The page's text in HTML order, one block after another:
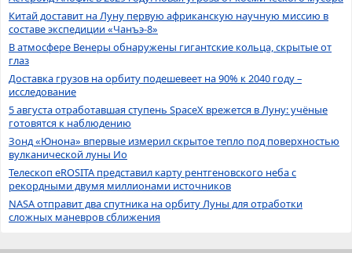
Китай доставит на Луну первую африканскую научную миссию в
составе экспедиции «Чанъэ-8»
В атмосфере Венеры обнаружены гигантские кольца, скрытые от
глаз
Доставка грузов на орбиту подешевеет на 90% к 2040 году –
исследование
5 августа отработавшая ступень SpaceX врежется в Луну: учёные
готовятся к наблюдению
Зонд «Юнона» впервые измерил скрытое тепло под поверхностью
вулканической луны Ио
Телескоп eROSITA представил карту рентгеновского неба с
рекордными двумя миллионами источников
NASA отправит два спутника на орбиту Луны для отработки
сложных маневров сближения